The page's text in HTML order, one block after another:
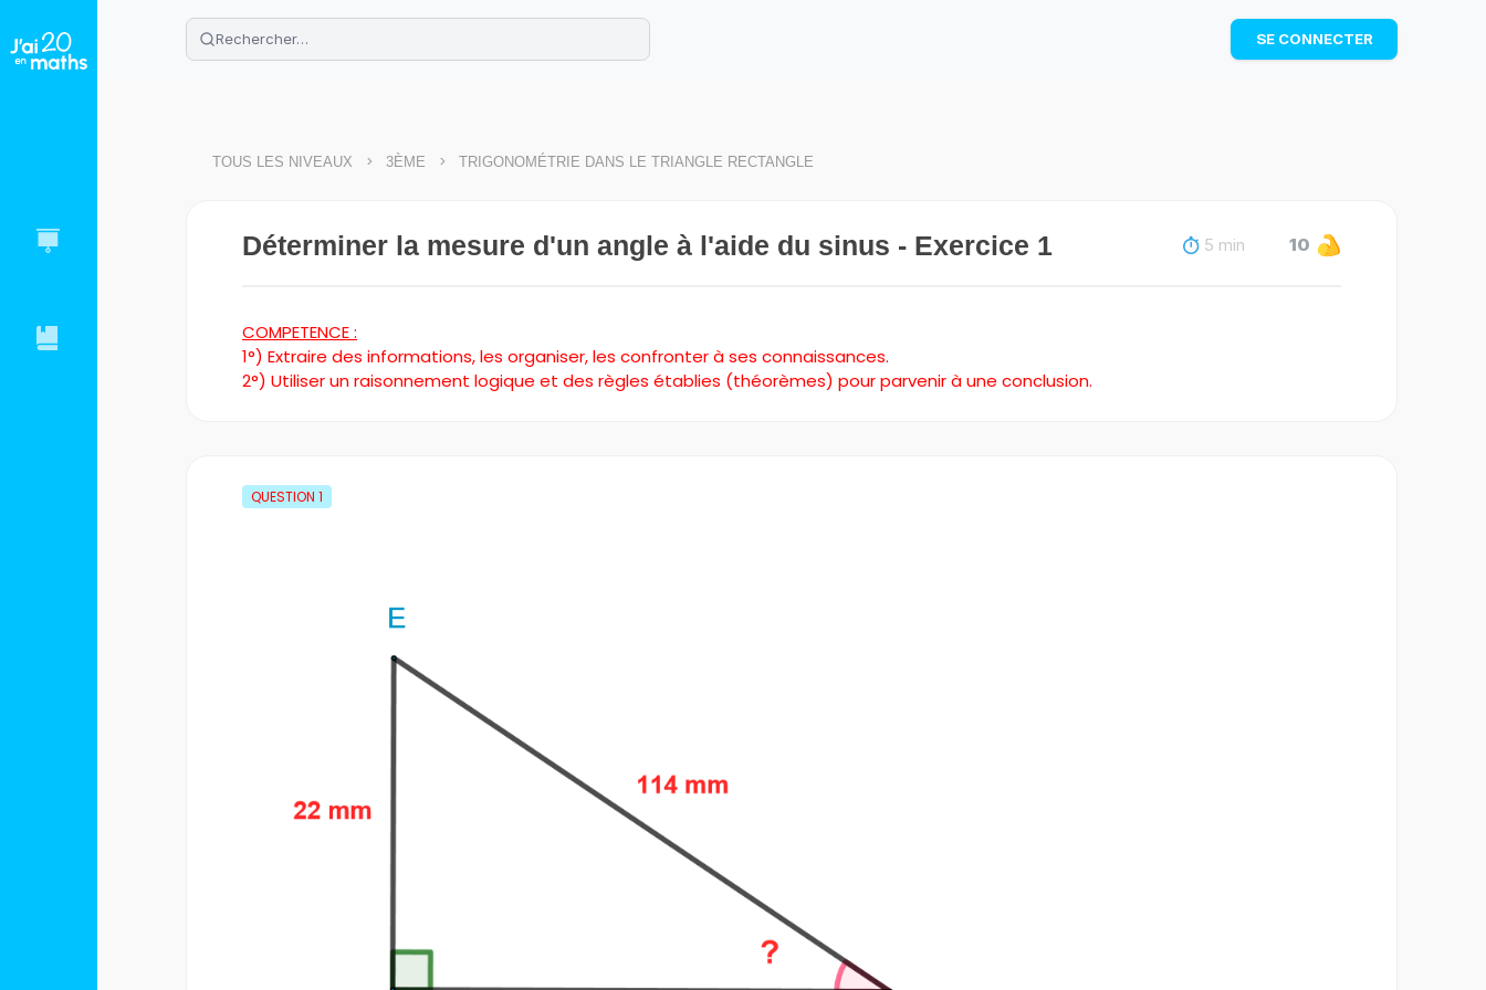
🌴Cahier de vacances offert: révise les maths cet été !
Télécharge ton PDF gratuit et progresse avec des exercices corrigés en vidéo.
TÉLÉCHARGER
SE CONNECTER
TOUS LES NIVEAUX > 3ÈME > TRIGONOMÉTRIE DANS LE TRIANGLE RECTANGLE
Déterminer la mesure d'un angle à l'aide du sinus - Exercice 1 5 min 10
COMPETENCE :
1°) Extraire des informations, les organiser, les confronter à ses connaissances.
2°) Utiliser un raisonnement logique et des règles établies (théorèmes) pour parvenir à une conclusion.
QUESTION 1